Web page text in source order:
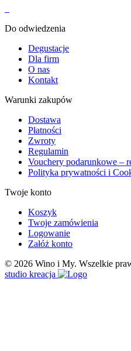
Do odwiedzenia
Degustacje
Dla firm
O nas
Kontakt
Warunki zakupów
Dostawa
Płatności
Zwroty
Regulamin
Vouchery podarunkowe –
Polityka prywatności i
Twoje konto
Koszyk
Twoje zamówienia
Logowanie
Załóż konto
© 2026 Wino i My. Wszelkie
studio kreacja